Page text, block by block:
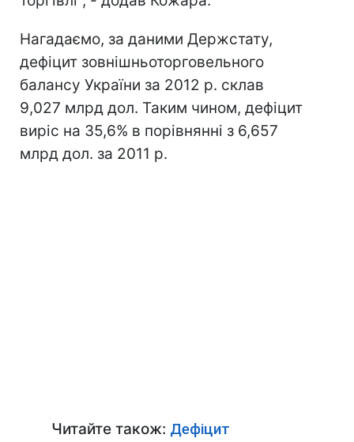
Нагадаємо, за даними Держстату,
дефіцит зовнішньоторговельного
балансу України за 2012 р. склав
9,027 млрд дол. Таким чином, дефіцит
виріс на 35,6% в порівнянні з 6,657
млрд дол. за 2011 р.
Читайте також: Дефіцит